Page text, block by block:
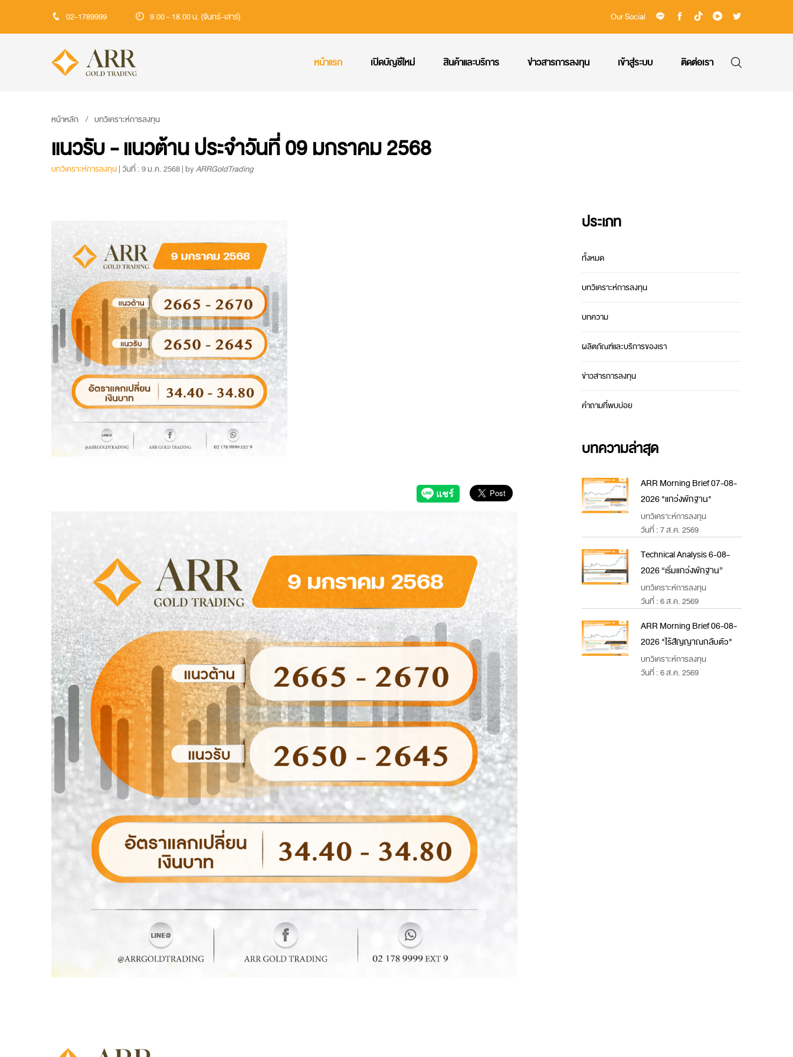
02-1789999 9.00 - 18.00 น. (จันทร์-เสาร์) Our Social
หน้าแรก เปิดบัญชีใหม่ สินค้าและบริการ ข่าวสารการลงทุน เข้าสู่ระบบ ติดต่อเรา
หน้าหลัก บทวิเคราะห์การลงทุน
แนวรับ - แนวต้าน ประจำวันที่ 09 มกราคม 2568
บทวิเคราะห์การลงทุน| วันที่ : 9 ม.ค. 2568 | byARRGoldTrading
ประเภท
ทั้งหมด
บทวิเคราะห์การลงทุน
บทความ
ผลิตภัณฑ์และบริการของเรา
ข่าวสารการลงทุน
คำถามที่พบบ่อย
บทความล่าสุด
ARR Morning Brief 07-08-
2026 "แกว่งพักฐาน"
บทวิเคราะห์การลงทุน
วันที่ : 7 ส.ค. 2569
Technical Analysis 6-08-
2026 “เริ่มแกว่งพักฐาน”
บทวิเคราะห์การลงทุน
วันที่ : 6 ส.ค. 2569
ARR Morning Brief 06-08-
2026 "ไร้สัญญาณกลับตัว"
บทวิเคราะห์การลงทุน
วันที่ : 6 ส.ค. 2569